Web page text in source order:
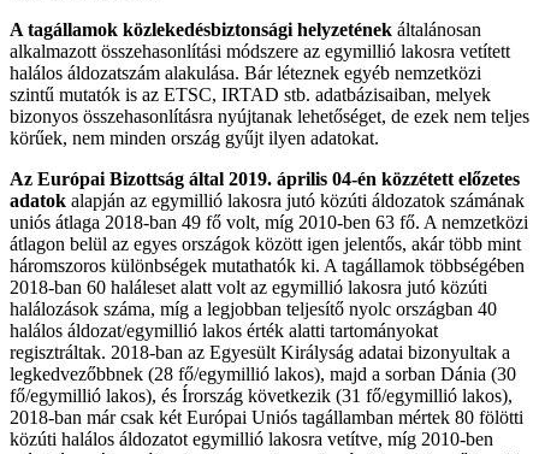
A tagállamok közlekedésbiztonsági helyzetének általánosan
alkalmazott összehasonlítási módszere az egymillió lakosra vetített
halálos áldozatszám alakulása. Bár léteznek egyéb nemzetközi
szintű mutatók is az ETSC, IRTAD stb. adatbázisaiban, melyek
bizonyos összehasonlításra nyújtanak lehetőséget, de ezek nem teljes
körűek, nem minden ország gyűjt ilyen adatokat.
Az Európai Bizottság által 2019. április 04-én közzétett előzetes
adatok alapján az egymillió lakosra jutó közúti áldozatok számának
uniós átlaga 2018-ban 49 fő volt, míg 2010-ben 63 fő. A nemzetközi
átlagon belül az egyes országok között igen jelentős, akár több mint
háromszoros különbségek mutathatók ki. A tagállamok többségében
2018-ban 60 haláleset alatt volt az egymillió lakosra jutó közúti
halálozások száma, míg a legjobban teljesítő nyolc országban 40
halálos áldozat/egymillió lakos érték alatti tartományokat
regisztráltak. 2018-ban az Egyesült Királyság adatai bizonyultak a
legkedvezőbbnek (28 fő/egymillió lakos), majd a sorban Dánia (30
fő/egymillió lakos), és Írország következik (31 fő/egymillió lakos),
2018-ban már csak két Európai Uniós tagállamban mértek 80 fölötti
közúti halálos áldozatot egymillió lakosra vetítve, míg 2010-ben